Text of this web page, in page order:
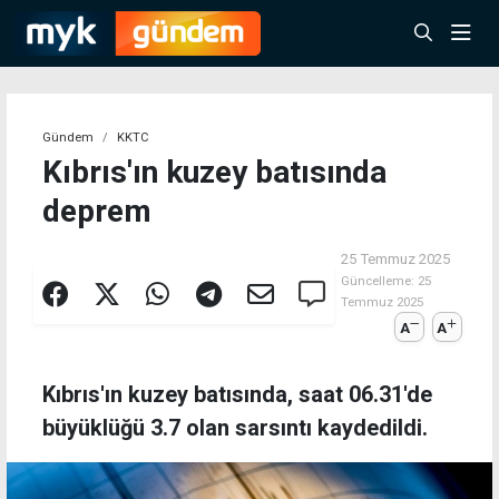
Gündem KKTC
Kıbrıs'ın kuzey batısında
deprem
25 Temmuz 2025
Güncelleme: 25
Temmuz 2025
A A
Kıbrıs'ın kuzey batısında, saat 06.31'de
büyüklüğü 3.7 olan sarsıntı kaydedildi.